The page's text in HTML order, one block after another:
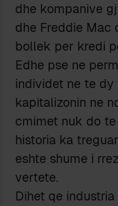
dhe kompanive
dhe Freddie Mac
bollek per kredi
Edhe pse ne
individet ne te
kapitalizonin ne
cmimet nuk do
historia ka
eshte shume i
vertete.
Dihet qe